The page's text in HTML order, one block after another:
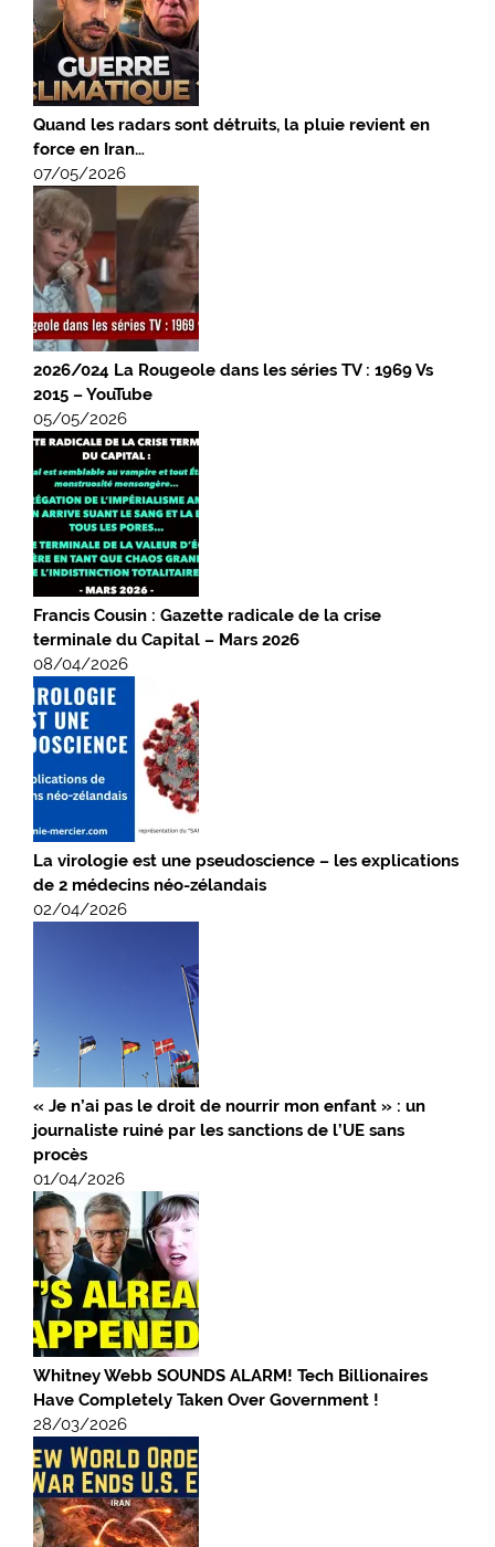
Quand les radars sont détruits, la pluie revient en
force en Iran…
07/05/2026
2026/024 La Rougeole dans les séries TV : 1969 Vs
2015 – YouTube
05/05/2026
Francis Cousin : Gazette radicale de la crise
terminale du Capital – Mars 2026
08/04/2026
La virologie est une pseudoscience – les explications
de 2 médecins néo-zélandais
02/04/2026
« Je n’ai pas le droit de nourrir mon enfant » : un
journaliste ruiné par les sanctions de l’UE sans
procès
01/04/2026
Whitney Webb SOUNDS ALARM! Tech Billionaires
Have Completely Taken Over Government !
28/03/2026